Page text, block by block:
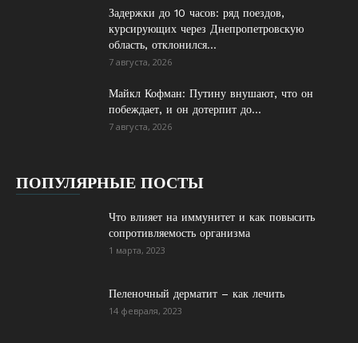
Задержки до 10 часов: ряд поездов,
курсирующих через Днепропетровскую
область, отклонился...
7 августа, 2026
Майкл Кофман: Путину внушают, что он
побеждает, и он дотерпит до...
7 августа, 2026
ПОПУЛЯРНЫЕ ПОСТЫ
Что влияет на иммунитет и как повысить
сопротивляемость организма
1 марта, 2023
Пеленочный дерматит – как лечить
14 февраля, 2023